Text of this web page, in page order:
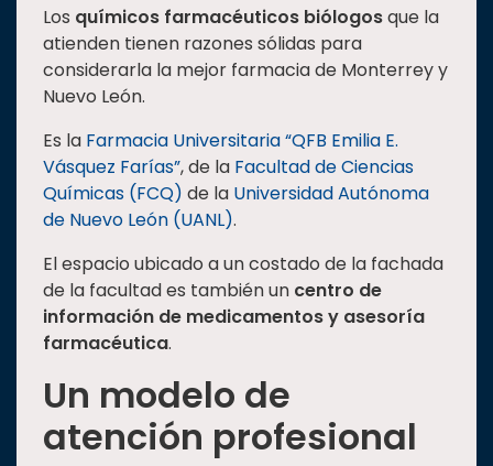
TEMAS
Oferta
educativa
Estudiantes
Rectoría
Investigación
Responsabilidad
social
Vinculación
Historia
Universiada
Nacional
Los químicos farmacéuticos biólogosque la
atienden tienen razones sólidas para
considerarla la mejor farmacia de Monterrey y
Nuevo León.
Es la Farmacia Universitaria “QFB Emilia E.
Vásquez Farías”, de la Facultad de Ciencias
Químicas (FCQ) de la Universidad Autónoma
de Nuevo León (UANL).
El espacio ubicado a un costado de la fachada
de la facultad es también un centro de
información de medicamentos y asesoría
farmacéutica.
Un modelo de
atención profesional